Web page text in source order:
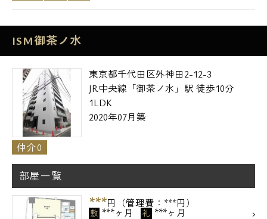
ISM御茶ノ水
東京都千代田区外神田2-12-3
JR中央線「御茶ノ水」駅 徒歩10分
1LDK
2020年07月築
仲介0
部屋一覧
***円（管理費：***円）
敷 ***ヶ月 礼 ***ヶ月